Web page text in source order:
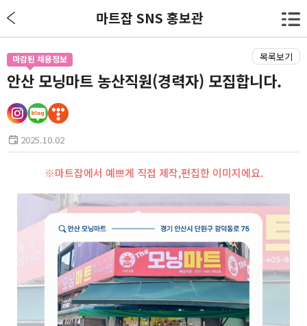
마트잡 SNS 홍보관
목록보기
안산 모닝마트 농산직원(경력자) 모집합니다.
마감된 채용정보
2025.10.02
※마트잡에서 예쁘게 직접 제작,편집한 이미지에요.